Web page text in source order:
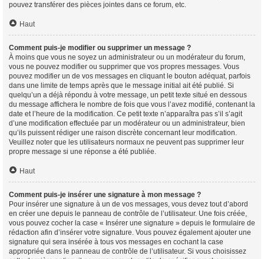
pouvez transférer des pièces jointes dans ce forum, etc.
Haut
Comment puis-je modifier ou supprimer un message ?
À moins que vous ne soyez un administrateur ou un modérateur du forum,
vous ne pouvez modifier ou supprimer que vos propres messages. Vous
pouvez modifier un de vos messages en cliquant le bouton adéquat, parfois
dans une limite de temps après que le message initial ait été publié. Si
quelqu’un a déjà répondu à votre message, un petit texte situé en dessous
du message affichera le nombre de fois que vous l’avez modifié, contenant la
date et l’heure de la modification. Ce petit texte n’apparaîtra pas s’il s’agit
d’une modification effectuée par un modérateur ou un administrateur, bien
qu’ils puissent rédiger une raison discrète concernant leur modification.
Veuillez noter que les utilisateurs normaux ne peuvent pas supprimer leur
propre message si une réponse a été publiée.
Haut
Comment puis-je insérer une signature à mon message ?
Pour insérer une signature à un de vos messages, vous devez tout d’abord
en créer une depuis le panneau de contrôle de l’utilisateur. Une fois créée,
vous pouvez cocher la case « Insérer une signature » depuis le formulaire de
rédaction afin d’insérer votre signature. Vous pouvez également ajouter une
signature qui sera insérée à tous vos messages en cochant la case
appropriée dans le panneau de contrôle de l’utilisateur. Si vous choisissez